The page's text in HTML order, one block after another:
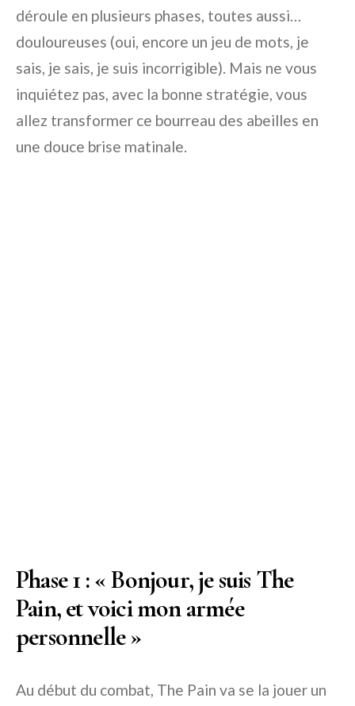
déroule en plusieurs phases, toutes aussi…
douloureuses (oui, encore un jeu de mots, je
sais, je sais, je suis incorrigible). Mais ne vous
inquiétez pas, avec la bonne stratégie, vous
allez transformer ce bourreau des abeilles en
une douce brise matinale.
Phase 1 : « Bonjour, je suis The
Pain, et voici mon armée
personnelle »
Au début du combat, The Pain va se la jouer un